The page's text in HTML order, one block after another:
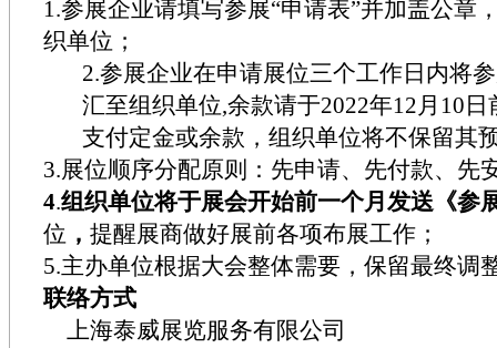
1.参展企业请填写参展“申请表”并加盖公章
织单位；
2.参展企业在申请展位三个工作日内将
汇至组织单位,余款请于2022年12月 10 日
支付定金或余款，组织单位将不保留其
3.展位顺序分配原则：先申请、先付款、先
4.组织单位将于展会开始前一个月发送《参
位 ， 提醒展商做好展前各项布展工作；
5.主办单位根据大会整体需要，保留最终调
联络方式
上海泰威展览服务有限公司